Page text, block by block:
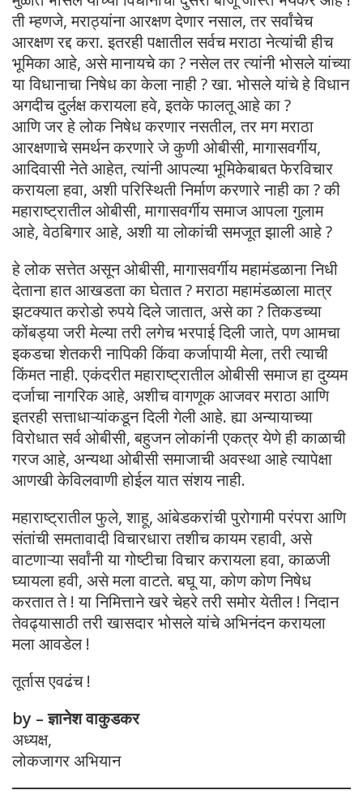
ती म्हणजे, मराठ्यांना आरक्षण देणार नसाल, तर सर्वांचेच
आरक्षण रद्द करा. इतरही पक्षातील सर्वच मराठा नेत्यांची हीच
भूमिका आहे, असे मानायचे का ? नसेल तर त्यांनी भोसले यांच्या
या विधानाचा निषेध का केला नाही ? खा. भोसले यांचे हे विधान
अगदीच दुर्लक्ष करायला हवे, इतके फालतू आहे का ?
आणि जर हे लोक निषेध करणार नसतील, तर मग मराठा
आरक्षणाचे समर्थन करणारे जे कुणी ओबीसी, मागासवर्गीय,
आदिवासी नेते आहेत, त्यांनी आपल्या भूमिकेबाबत फेरविचार
करायला हवा, अशी परिस्थिती निर्माण करणारे नाही का ? की
महाराष्ट्रातील ओबीसी, मागासवर्गीय समाज आपला गुलाम
आहे, वेठबिगार आहे, अशी या लोकांची समजूत झाली आहे ?
हे लोक सत्तेत असून ओबीसी, मागासवर्गीय महामंडळाना निधी
देताना हात आखडता का घेतात ? मराठा महामंडळाला मात्र
झटक्यात करोडो रुपये दिले जातात, असे का ? तिकडच्या
कोंबड्या जरी मेल्या तरी लगेच भरपाई दिली जाते, पण आमचा
इकडचा शेतकरी नापिकी किंवा कर्जापायी मेला, तरी त्याची
किंमत नाही. एकंदरीत महाराष्ट्रातील ओबीसी समाज हा दुय्यम
दर्जाचा नागरिक आहे, अशीच वागणूक आजवर मराठा आणि
इतरही सत्ताधाऱ्यांकडून दिली गेली आहे. ह्या अन्यायाच्या
विरोधात सर्व ओबीसी, बहुजन लोकांनी एकत्र येणे ही काळाची
गरज आहे, अन्यथा ओबीसी समाजाची अवस्था आहे त्यापेक्षा
आणखी केविलवाणी होईल यात संशय नाही.
महाराष्ट्रातील फुले, शाहू, आंबेडकरांची पुरोगामी परंपरा आणि
संतांची समतावादी विचारधारा तशीच कायम रहावी, असे
वाटणाऱ्या सर्वांनी या गोष्टीचा विचार करायला हवा, काळजी
घ्यायला हवी, असे मला वाटते. बघू या, कोण कोण निषेध
करतात ते ! या निमित्ताने खरे चेहरे तरी समोर येतील ! निदान
तेवढ्यासाठी तरी खासदार भोसले यांचे अभिनंदन करायला
मला आवडेल !
तूर्तास एवढंच !
by – ज्ञानेश वाकुडकर
अध्यक्ष,
लोकजागर अभियान